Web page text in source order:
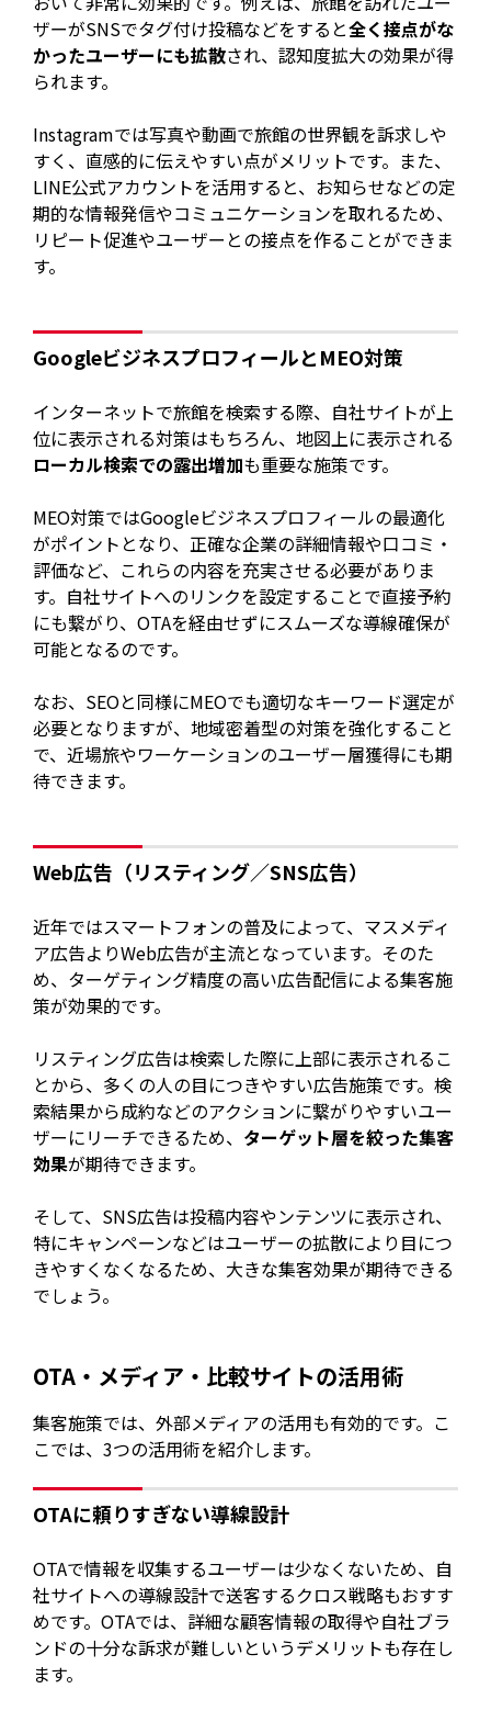
ザーがSNSでタグ付け投稿などをすると全く接点がな
かったユーザーにも拡散され、認知度拡大の効果が得
られます。
Instagramでは写真や動画で旅館の世界観を訴求しや
すく、直感的に伝えやすい点がメリットです。また、
LINE公式アカウントを活用すると、お知らせなどの定
期的な情報発信やコミュニケーションを取れるため、
リピート促進やユーザーとの接点を作ることができま
す。
GoogleビジネスプロフィールとMEO対策
インターネットで旅館を検索する際、自社サイトが上
位に表示される対策はもちろん、地図上に表示される
ローカル検索での露出増加も重要な施策です。
MEO対策ではGoogleビジネスプロフィールの最適化
がポイントとなり、正確な企業の詳細情報や口コミ・
評価など、これらの内容を充実させる必要がありま
す。自社サイトへのリンクを設定することで直接予約
にも繋がり、OTAを経由せずにスムーズな導線確保が
可能となるのです。
なお、SEOと同様にMEOでも適切なキーワード選定が
必要となりますが、地域密着型の対策を強化すること
で、近場旅やワーケーションのユーザー層獲得にも期
待できます。
Web広告（リスティング／SNS広告）
近年ではスマートフォンの普及によって、マスメディ
ア広告よりWeb広告が主流となっています。そのた
め、ターゲティング精度の高い広告配信による集客施
策が効果的です。
リスティング広告は検索した際に上部に表示されるこ
とから、多くの人の目につきやすい広告施策です。検
索結果から成約などのアクションに繋がりやすいユー
ザーにリーチできるため、 ターゲット層を絞った集客
効果が期待できます。
そして、SNS広告は投稿内容やンテンツに表示され、
特にキャンペーンなどはユーザーの拡散により目につ
きやすくなくなるため、大きな集客効果が期待できる
でしょう。
OTA・メディア・比較サイトの活用術
集客施策では、外部メディアの活用も有効的です。こ
こでは、3つの活用術を紹介します。
OTAに頼りすぎない導線設計
OTAで情報を収集するユーザーは少なくないため、自
社サイトへの導線設計で送客するクロス戦略もおすす
めです。OTAでは、詳細な顧客情報の取得や自社ブラ
ンドの十分な訴求が難しいというデメリットも存在し
ます。